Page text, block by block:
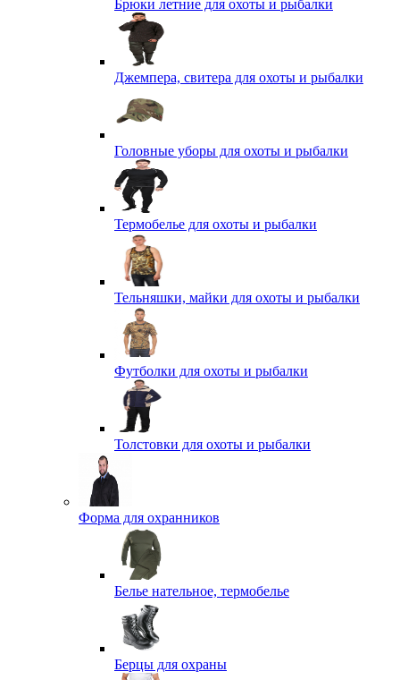
Брюки летние для охоты и рыбалки
Джемпера, свитера для охоты и рыбалки
Головные уборы для охоты и рыбалки
Термобелье для охоты и рыбалки
Тельняшки, майки для охоты и рыбалки
Футболки для охоты и рыбалки
Толстовки для охоты и рыбалки
Форма для охранников
Белье нательное, термобелье
Берцы для охраны